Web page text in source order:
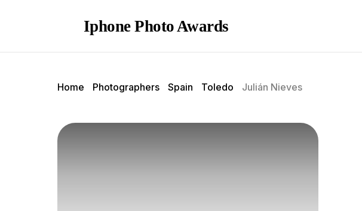
Iphone Photo Awards
Home Photographers Spain Toledo Julián Nieves